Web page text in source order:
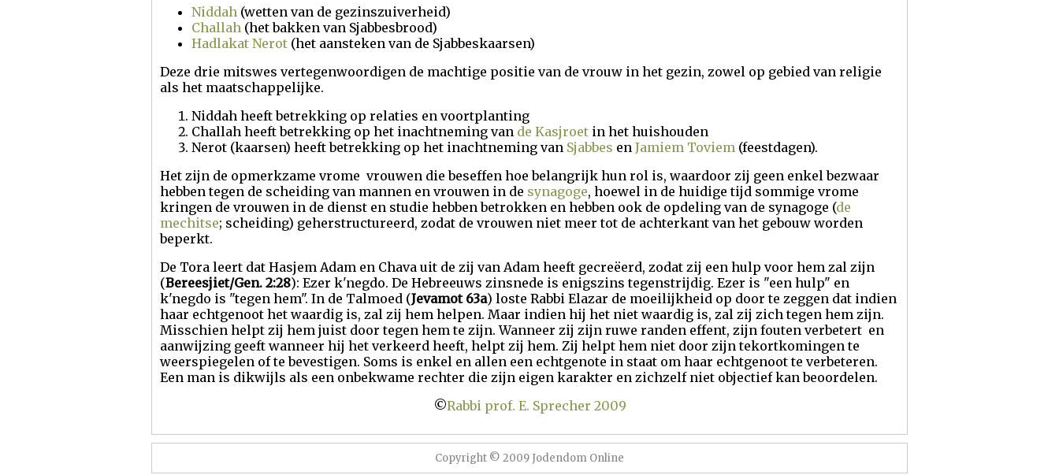
Niddah (wetten van de gezinszuiverheid)
Challah (het bakken van Sjabbesbrood)
Hadlakat Nerot (het aansteken van de Sjabbeskaarsen)
Deze drie mitswes vertegenwoordigen de machtige positie van de vrouw in het gezin, zowel op gebied van religie
als het maatschappelijke.
Niddah heeft betrekking op relaties en voortplanting
Challah heeft betrekking op het inachtneming van de Kasjroet in het huishouden
Nerot (kaarsen) heeft betrekking op het inachtneming van Sjabbes en Jamiem Toviem (feestdagen).
Het zijn de opmerkzame vrome vrouwen die beseffen hoe belangrijk hun rol is, waardoor zij geen enkel bezwaar
hebben tegen de scheiding van mannen en vrouwen in de synagoge, hoewel in de huidige tijd sommige vrome
kringen de vrouwen in de dienst en studie hebben betrokken en hebben ook de opdeling van de synagoge (de
mechitse; scheiding) geherstructureerd, zodat de vrouwen niet meer tot de achterkant van het gebouw worden
beperkt.
De Tora leert dat Hasjem Adam en Chava uit de zij van Adam heeft gecreëerd, zodat zij een hulp voor hem zal zijn
(Bereesjiet/Gen. 2:28): Ezer k'negdo. De Hebreeuws zinsnede is enigszins tegenstrijdig. Ezer is "een hulp" en
k'negdo is "tegen hem". In de Talmoed (Jevamot 63a) loste Rabbi Elazar de moeilijkheid op door te zeggen dat indien
haar echtgenoot het waardig is, zal zij hem helpen. Maar indien hij het niet waardig is, zal zij zich tegen hem zijn.
Misschien helpt zij hem juist door tegen hem te zijn. Wanneer zij zijn ruwe randen effent, zijn fouten verbetert en
aanwijzing geeft wanneer hij het verkeerd heeft, helpt zij hem. Zij helpt hem niet door zijn tekortkomingen te
weerspiegelen of te bevestigen. Soms is enkel en allen een echtgenote in staat om haar echtgenoot te verbeteren.
Een man is dikwijls als een onbekwame rechter die zijn eigen karakter en zichzelf niet objectief kan beoordelen.
©Rabbi prof. E. Sprecher 2009
Copyright © 2009 Jodendom Online